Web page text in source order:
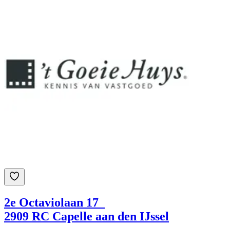
2e Octaviolaan 17
2909 RC Capelle aan den IJssel